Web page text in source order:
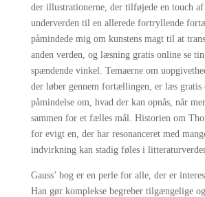
der illustrationerne, der tilføjede en touch
underverden til en allerede fortryllende
påmindede mig om kunstens magt til at
anden verden, og læsning gratis online se
spændende vinkel. Temaerne om
der løber gennem fortællingen, er læs
påmindelse om, hvad der kan opnås, når
sammen for et fælles mål. Historien om
for evigt en, der har resonanceret med
indvirkning kan stadig føles i
Gauss’ bog er en perle for alle, der er
Han gør komplekse begreber tilgængelige